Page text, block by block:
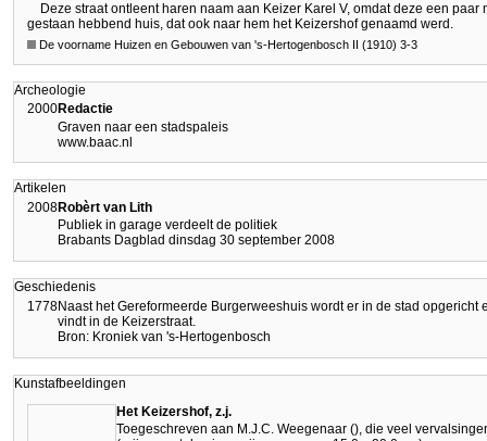
Deze straat ontleent haren naam aan Keizer Karel V, omdat deze een
gestaan hebbend huis, dat ook naar hem het Keizershof genaamd werd.
De voorname Huizen en Gebouwen van 's-Hertogenbosch II (1910) 3-3
Archeologie
2000Redactie
Graven naar een stadspaleis
www.baac.nl
Artikelen
2008Robèrt van Lith
Publiek in garage verdeelt de politiek
Brabants Dagblad dinsdag 30 september 2008
Geschiedenis
1778Naast het Gereformeerde Burgerweeshuis wordt er in de stad
vindt in de Keizerstraat.
Bron: Kroniek van 's-Hertogenbosch
Kunstafbeeldingen
Het Keizershof, z.j.
Toegeschreven aan M.J.C. Weegenaar (), die veel